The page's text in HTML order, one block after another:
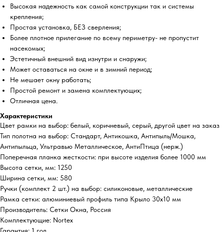
Высокая надежность как самой конструкции так и системы
крепления;
Простая установка, БЕЗ сверления;
Более плотное прилегание по всему периметру- не пропустит
насекомых;
Эстетичный внешний вид изнутри и снаружи;
Может оставаться на окне и в зимний период;
Не мешает окну работать;
Простой ремонт и замена комплектующих;
Отличная цена.
Характеристики
Цвет рамки на выбор: белый, коричневый, серый, другой цвет на заказ
Тип полотна на выбор: Стандарт, Антикошка, Антипыль/Мошка,
Антипыльца, Ультравью Металлическое, АнтиПтица (нерж.)
Поперечная планка жесткости: при высоте изделия более 1000 мм
Высота сетки, мм: 1250
Ширина сетки, мм: 580
Ручки (комплект 2 шт.) на выбор: силиконовые, металлические
Рамка сетки: алюминиевый профиль типа Крыло 30х10 мм
Производитель: Сетки Окна, Россия
Комплектующие: Nortex